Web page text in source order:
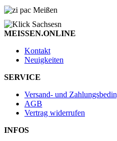
MEISSEN.ONLINE
Kontakt
Neuigkeiten
SERVICE
Versand- und
AGB
Vertrag widerrufen
INFOS